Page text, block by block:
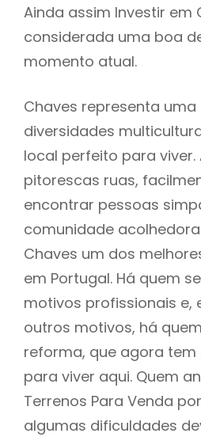
Ainda assim Investir em
considerada uma boa
momento atual.
Chaves representa
diversidades
local perfeito para viver.
pitorescas ruas,
encontrar pessoas
comunidade
Chaves um dos
em Portugal. Há quem
motivos profissionais e,
outros motivos, há
reforma, que agora
para viver aqui. Quem
Terrenos Para Venda
algumas dificuldades